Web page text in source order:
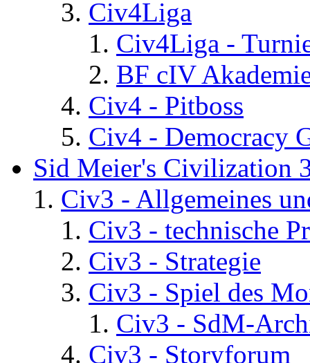
Civ4Liga
Civ4Liga -
BF cIV
Civ4 - Pitboss
Civ4 - Democracy
Sid Meier's Civilization
Civ3 - Allgemeines
Civ3 - technische
Civ3 - Strategie
Civ3 - Spiel des
Civ3 - SdM-
Civ3 - Storyforum